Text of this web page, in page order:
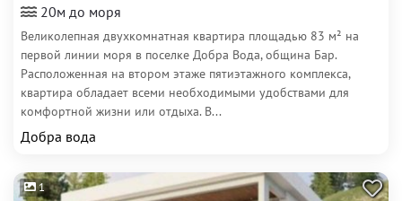
20м до моря
Великолепная двухкомнатная квартира площадью 83 м² на
первой линии моря в поселке Добра Вода, община Бар.
Расположенная на втором этаже пятиэтажного комплекса,
квартира обладает всеми необходимыми удобствами для
комфортной жизни или отдыха. В...
Добра вода
1